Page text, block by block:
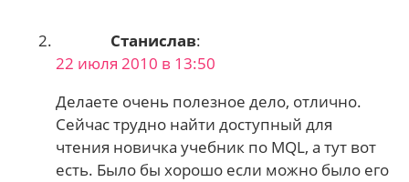
Станислав:
22 июля 2010 в 13:50
Делаете очень полезное дело, отлично.
Сейчас трудно найти доступный для
чтения новичка учебник по MQL, а тут вот
есть. Было бы хорошо если можно было его